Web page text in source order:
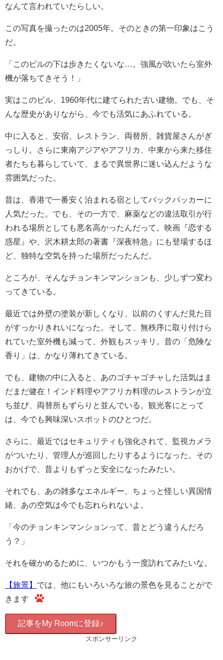
なんて言われていたらしい。
この写真を撮ったのは2005年。そのときの第一印象はこう
だ。
「このビルの下は歩きたくないな…。強風が吹いたら室外
機が落ちてきそう！」
実はこのビル、1960年代に建てられた古い建物。でも、そ
んな歴史がありながら、今でも活気にあふれている。
中に入ると、安宿、レストラン、両替所、雑貨屋さんがぎ
っしり。さらに東南アジアやアフリカ、中東から来た移住
者たちも暮らしていて、まるで異世界に迷い込んだような
雰囲気だった。
昔は、香港で一番安く泊まれる宿としてバックパッカーに
人気だった。でも、その一方で、麻薬などの違法取引が行
われる場所としても悪名高かったんだって。映画『恋する
惑星』や、沢木耕太郎の著書『深夜特急』にも登場するほ
ど、独特な空気を持った場所だったんだ。
ところが、そんなチョンキンマンションも、少しずつ変わ
ってきている。
最近では外壁の塗装が新しくなり、以前のくすんだ見た目
がすっかりきれいになった。そして、無秩序に取り付けら
れていた室外機も減って、外観もスッキリ。昔の「危険な
香り」は、かなり薄れてきている。
でも、建物の中に入ると、あのゴチャゴチャした活気はま
だまだ健在！インド料理やアフリカ料理のレストランが立
ち並び、両替所もずらりと並んでいる。観光客にとって
は、今でも興味深いスポットのひとつだ。
さらに、最近ではセキュリティも強化されて、監視カメラ
がついたり、管理人が巡回したりするようになった。その
おかげで、昔よりもずっと安全になったみたい。
それでも、あの雑多なエネルギー、ちょっと怪しい異国情
緒、あの空気は今でも忘れられないよ。
「今のチョンキンマンションって、昔とどう違うんだろ
う？」
それを確かめるために、いつかもう一度訪れてみたいな。
【旅景】 では、他にもいろいろな旅の景色を見ることがで
きます
記事をMy Roomに登録♪
スポンサーリンク